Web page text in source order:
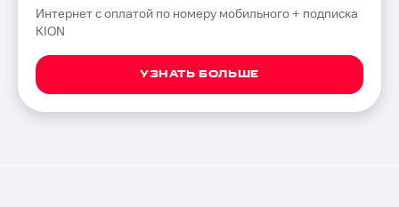
Интернет с оплатой по номеру мобильного + подписка
KION
УЗНАТЬ БОЛЬШЕ